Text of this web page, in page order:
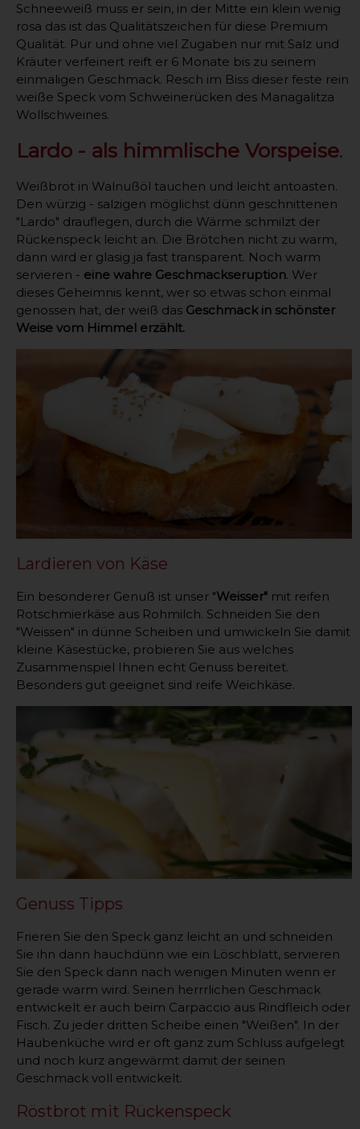
Schneeweiß muss er sein, in der Mitte ein klein wenig
rosa das ist das Qualitätszeichen für diese Premium
Qualität. Pur und ohne viel Zugaben nur mit Salz und
Kräuter verfeinert reift er 6 Monate bis zu seinem
einmaligen Geschmack. Resch im Biss dieser feste rein
weiße Speck vom Schweinerücken des Managalitza
Wollschweines.
Lardo - als himmlische Vorspeise.
Weißbrot in Walnußöl tauchen und leicht antoasten.
Den würzig - salzigen möglichst dünn geschnittenen
"Lardo" drauflegen, durch die Wärme schmilzt der
Rückenspeck leicht an. Die Brötchen nicht zu warm,
dann wird er glasig ja fast transparent. Noch warm
servieren - eine wahre Geschmackseruption. Wer
dieses Geheimnis kennt, wer so etwas schon einmal
genossen hat, der weiß das Geschmack in schönster
Weise vom Himmel erzählt.
Lardieren von Käse
Ein besonderer Genuß ist unser "Weisser" mit reifen
Rotschmierkäse aus Rohmilch. Schneiden Sie den
"Weissen" in dünne Scheiben und umwickeln Sie damit
kleine Käsestücke, probieren Sie aus welches
Zusammenspiel Ihnen echt Genuss bereitet.
Besonders gut geeignet sind reife Weichkäse.
Genuss Tipps
Frieren Sie den Speck ganz leicht an und schneiden
Sie ihn dann hauchdünn wie ein Löschblatt, servieren
Sie den Speck dann nach wenigen Minuten wenn er
gerade warm wird. Seinen herrrlichen Geschmack
entwickelt er auch beim Carpaccio aus Rindfleich oder
Fisch. Zu jeder dritten Scheibe einen "Weißen". In der
Haubenküche wird er oft ganz zum Schluss aufgelegt
und noch kurz angewärmt damit der seinen
Geschmack voll entwickelt.
Röstbrot mit Rückenspeck